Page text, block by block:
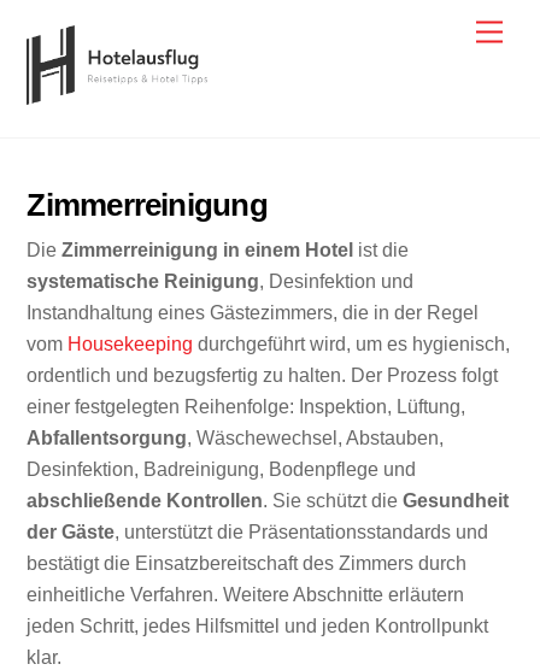
content
Zimmerreinigung
DieZimmerreinigung in einem Hotel ist die
systematische Reinigung, Desinfektion und
Instandhaltung eines Gästezimmers, die in der Regel
vom Housekeeping durchgeführt wird, um es hygienisch,
ordentlich und bezugsfertig zu halten. Der Prozess folgt
einer festgelegten Reihenfolge: Inspektion, Lüftung,
Abfallentsorgung, Wäschewechsel, Abstauben,
Desinfektion, Badreinigung, Bodenpflege und
abschließende Kontrollen. Sie schützt dieGesundheit
der Gäste, unterstützt die Präsentationsstandards und
bestätigt die Einsatzbereitschaft des Zimmers durch
einheitliche Verfahren. Weitere Abschnitte erläutern
jeden Schritt, jedes Hilfsmittel und jeden Kontrollpunkt
klar.